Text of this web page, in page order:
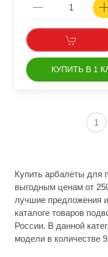
КУПИТЬ В 1
1
Купить арбалеты для
выгодным ценам от
лучшие предложения
каталоге товаров
России. В данной
модели в количестве